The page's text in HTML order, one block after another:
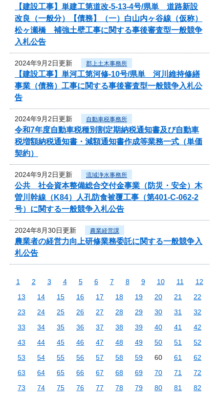
【建設工事】単建工第道改-5-13-4号/県単 道路新設
改良（一般分）【債務】（一）白山内ヶ谷線（仮称）
松ヶ瀬橋 補強土壁工事に関する事後審査型一般競争
入札公告
2024年9月2日更新 郡上土木事務所
【建設工事】単河工第河修-10号/県単 河川維持修繕
事業（債務）工事に関する事後審査型一般競争入札公
告
2024年9月2日更新 自動車税事務所
令和7年度自動車税種別割定期納税通知書及び自動車
税増額納税通知書・減額通知書作成等業務一式（単価
契約）
2024年9月2日更新 流域浄水事務所
公共 社会資本整備総合交付金事業（防災・安全）木
曽川幹線（K84）人孔防食被覆工事（第401-C-062-2
号）に関する一般競争入札公告
2024年8月30日更新 農業経営課
農業者の経営力向上研修業務委託に関する一般競争入
札公告
1 2 3 4 5 6 7 8 9 10 11
12
13
14 15 16 17 18 19 20 21
22
23
24 25 26 27 28 29 30 31
32
33
34 35 36 37 38 39 40 41
42
43
44 45 46 47 48 49 50 51
52
53
54 55 56 57 58 59 60 61
62
63
64 65 66 67 68 69 70 71
72
73
74 75 76 77 78 79 80 81
82